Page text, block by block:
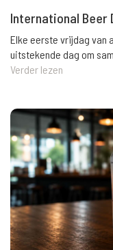
International Beer
Elke eerste vrijdag van
uitstekende dag om
Verder lezen